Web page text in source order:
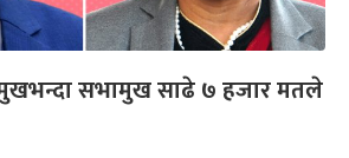
सभामुख साढे ७ हजार मतले